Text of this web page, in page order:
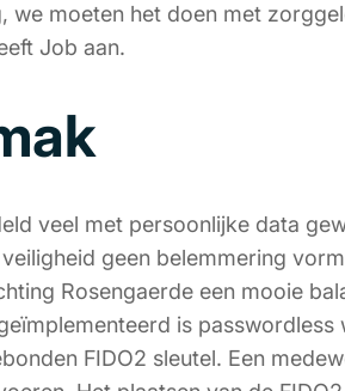
we moeten het doen met
Job aan.
veel met persoonlijke data
geen belemmering
Rosengaerde een mooie
is passwordless
FIDO2 sleutel. Een